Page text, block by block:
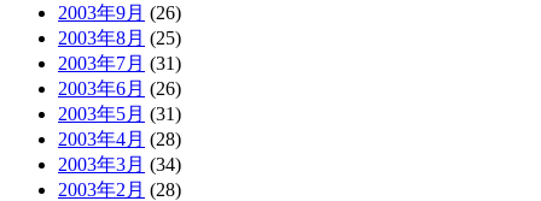
2003年9月 (26)
2003年8月 (25)
2003年7月 (31)
2003年6月 (26)
2003年5月 (31)
2003年4月 (28)
2003年3月 (34)
2003年2月 (28)